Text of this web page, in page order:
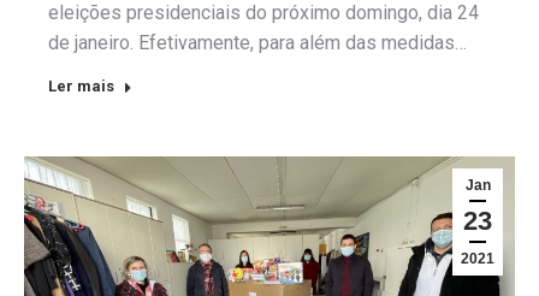
eleições presidenciais do próximo domingo, dia 24
de janeiro. Efetivamente, para além das medidas…
Ler mais
Jan
23
2021